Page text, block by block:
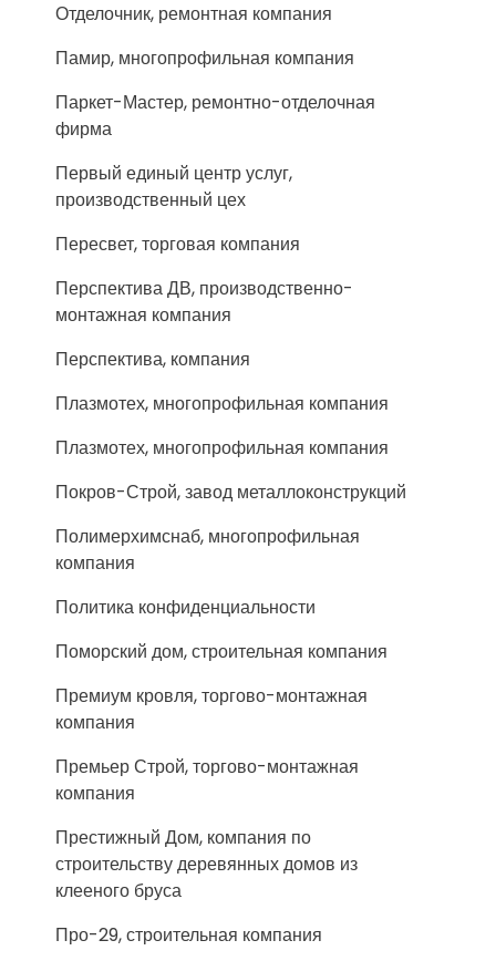
Отделочник, ремонтная компания
Памир, многопрофильная компания
Паркет-Мастер, ремонтно-отделочная
фирма
Первый единый центр услуг,
производственный цех
Пересвет, торговая компания
Перспектива ДВ, производственно-
монтажная компания
Перспектива, компания
Плазмотех, многопрофильная компания
Плазмотех, многопрофильная компания
Покров-Строй, завод металлоконструкций
Полимерхимснаб, многопрофильная
компания
Политика конфиденциальности
Поморский дом, строительная компания
Премиум кровля, торгово-монтажная
компания
Премьер Строй, торгово-монтажная
компания
Престижный Дом, компания по
строительству деревянных домов из
клееного бруса
Про-29, строительная компания